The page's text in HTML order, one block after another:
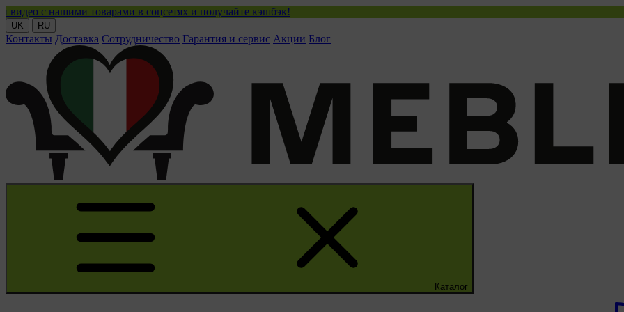
товарами в соцсетях и получайте кэшбэк!
UK RU
Контакты Доставка Сотрудничество Гарантия и сервис Акции Блог
Каталог